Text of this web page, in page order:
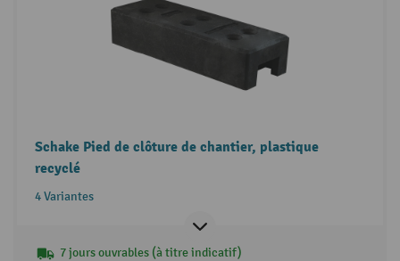
Schake Pied de clôture de chantier, plastique
recyclé
4 Variantes
7 jours ouvrables (à titre indicatif)